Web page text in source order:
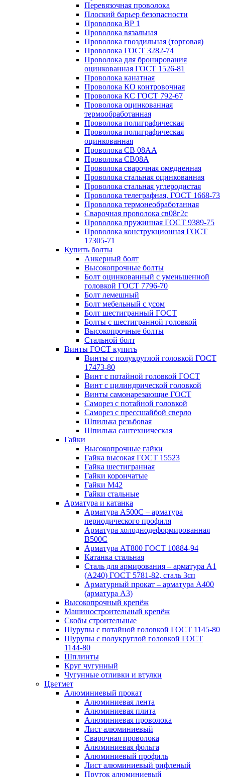
Перевязочная проволока
Плоский барьер безопасности
Проволока ВР 1
Проволока вязальная
Проволока гвоздильная (торговая)
Проволока ГОСТ 3282-74
Проволока для бронирования
оцинкованная ГОСТ 1526-81
Проволока канатная
Проволока КО контровочная
Проволока КС ГОСТ 792-67
Проволока оцинкованная
термообработанная
Проволока полиграфическая
Проволока полиграфическая
оцинкованная
Проволока СВ 08АА
Проволока СВ08А
Проволока сварочная омедненная
Проволока стальная оцинкованная
Проволока стальная углеродистая
Проволока телеграфная, ГОСТ 1668-73
Проволока термонеобработанная
Сварочная проволока св08г2с
Проволока пружинная ГОСТ 9389-75
Проволока конструкционная ГОСТ
17305-71
Купить болты
Анкерный болт
Высокопрочные болты
Болт оцинкованный с уменьшенной
головкой ГОСТ 7796-70
Болт лемешный
Болт мебельный с усом
Болт шестигранный ГОСТ
Болты с шестигранной головкой
Высокопрочные болты
Стальной болт
Винты ГОСТ купить
Винты с полукруглой головкой ГОСТ
17473-80
Винт с потайной головкой ГОСТ
Винт с цилиндрической головкой
Винты самонарезающие ГОСТ
Саморез с потайной головкой
Саморез с прессшайбой сверло
Шпилька резьбовая
Шпилька сантехническая
Гайки
Высокопрочные гайки
Гайка высокая ГОСТ 15523
Гайка шестигранная
Гайки корончатые
Гайки М42
Гайки стальные
Арматура и катанка
Арматура А500С – арматура
периодического профиля
Арматура холоднодеформированная
В500С
Арматура АТ800 ГОСТ 10884-94
Катанка стальная
Сталь для армирования – арматура А1
(А240) ГОСТ 5781-82, сталь 3сп
Арматурный прокат – арматура А400
(арматура А3)
Высокопрочный крепёж
Машиностроительный крепёж
Скобы строительные
Шурупы с потайной головкой ГОСТ 1145-80
Шурупы с полукруглой головкой ГОСТ
1144-80
Шплинты
Круг чугунный
Чугунные отливки и втулки
Цветмет
Алюминиевый прокат
Алюминиевая лента
Алюминиевая плита
Алюминиевая проволока
Лист алюминиевый
Сварочная проволока
Алюминиевая фольга
Алюминиевый профиль
Лист алюминиевый рифленый
Пруток алюминиевый